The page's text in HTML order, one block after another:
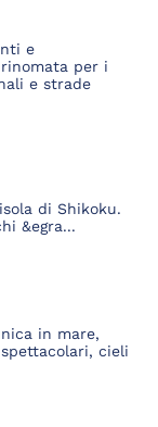
e
per i
e strade
di Shikoku.
&egra...
in mare,
cieli